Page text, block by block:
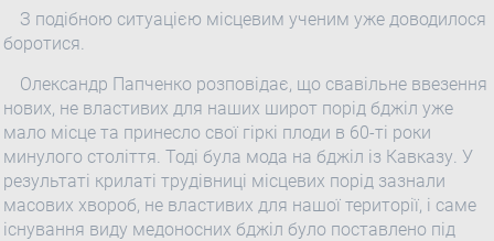
З подібною ситуацією місцевим ученим уже доводилося
боротися.
Олександр Папченко розповідає, що свавільне ввезення
нових, не властивих для наших широт порід бджіл уже
мало місце та принесло свої гіркі плоди в 60-ті роки
минулого століття. Тоді була мода на бджіл із Кавказу. У
результаті крилаті трудівниці місцевих порід зазнали
масових хвороб, не властивих для нашої території, і саме
існування виду медоносних бджіл було поставлено під